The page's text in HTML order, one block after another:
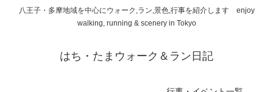
八王子・多摩地域を中心にウォーク,ラン,景色,行事を紹介します enjoy
walking, running & scenery in Tokyo
はち・たまウォーク＆ラン日記